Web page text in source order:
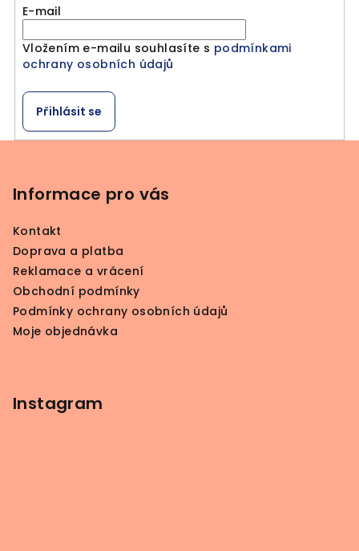
E-mail
Vložením e-mailu souhlasíte s podmínkami
ochrany osobních údajů
Přihlásit se
Informace pro vás
Kontakt
Doprava a platba
Reklamace a vrácení
Obchodní podmínky
Podmínky ochrany osobních údajů
Moje objednávka
Instagram